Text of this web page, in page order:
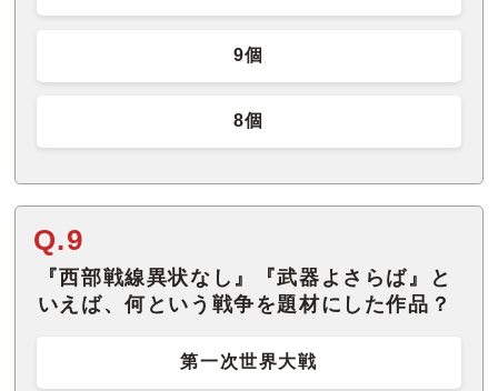
9個
8個
Q.9
『西部戦線異状なし』『武器よさらば』と
いえば、何という戦争を題材にした作品？
第一次世界大戦